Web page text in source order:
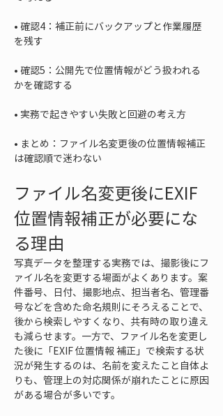
• 確認4：補正前にバックアップと作業履歴
• 確認5：公開先で位置情報がどう扱われる
•
• まとめ：ファイル名変更後の位置情報補正
は確認順で迷わない
ファイル名変更後にEXIF
位置情報補正が必要にな
る理由
写真データを整理する実務では、撮影後にフ
ァイル名を変更する場面がよくあります。案
件番号、日付、撮影地点、担当者名、管理番
号などを含めた命名規則にそろえることで、
後から検索しやすくなり、共有時の取り違え
も減らせます。一方で、ファイル名を変更し
た後に「EXIF 位置情報 補正」で検索する状
況が発生するのは、名前を変えたこと自体よ
りも、管理上の対応関係が崩れたことに原因
がある場合が多いです。